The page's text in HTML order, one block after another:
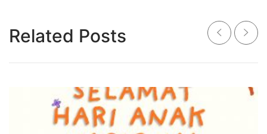
Related Posts